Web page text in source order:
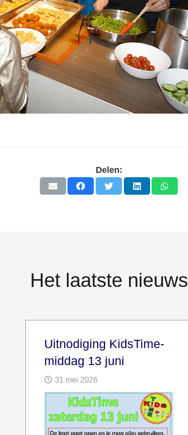
Delen:
Het laatste nieuws
Uitnodiging KidsTime-
middag 13 juni
31 mei 2026